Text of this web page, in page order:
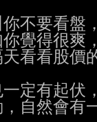
不要看盤
覺得很爽
看看股價
定有起伏
自然會有